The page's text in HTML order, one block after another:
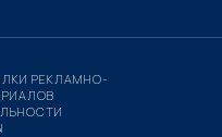
РЕКЛАМНО-